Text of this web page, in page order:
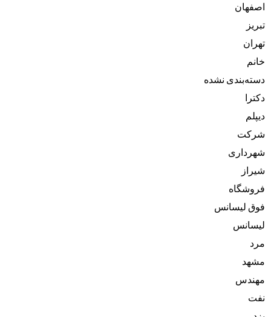
اصفهان
تبریز
تهران
خانم
دسته‌بندی نشده
دکترا
دیپلم
شرکت
شهرداری
شیراز
فروشگاه
فوق لیسانس
لیسانس
مرد
مشهد
مهندس
نفت